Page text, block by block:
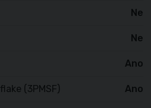
Ne
Ne
Ano
(3PMSF) Ano